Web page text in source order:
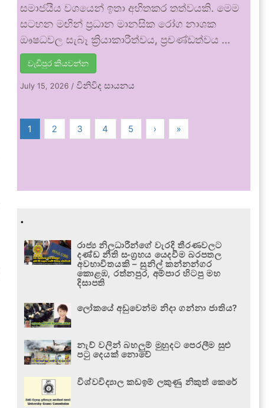
සමාජයීය වශයෙන් ඉතා අහිතකර තත්වයකි. මෙම
සටහන මඟින් ප්‍රධාන මානසික රෝග නාශක
ඖෂධවල සැබෑ ක්‍රියාකාරීත්වය, ප්‍රචණ්ඩත්වය …
වැඩිපුර කියවන්න
July 15, 2026 /විනිවිද සායනය
1 2 3 4 5 › »
.
රාජ්‍ය නිලධාරීන්ගේ වැරදි තීරණවලට
දණ්ඩ නීති සංග්‍රහය යෙදවීම බරපතල
අවභාවිතයකි – සුනිල් කන්නන්ගර
කොළඹ, රත්නපුර, අම්පාර හිටපු මහ
දිසාපති
ලෝකයේ අඩුවෙන්ම නිදා ගන්නා ජාතිය?
නැව් වලින් බහලුම් මුහුදට පෙරලීම සුළු
පටු දෙයක් නොවේ
විශ්වවිද්‍යාල කඩඉම් ලකුණු නිකුත් කෙරේ